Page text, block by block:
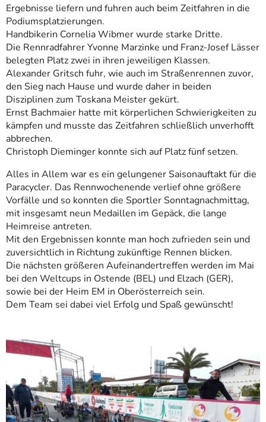
Ergebnisse liefern und fuhren auch beim Zeitfahren in die
Podiumsplatzierungen.
Handbikerin Cornelia Wibmer wurde starke Dritte.
Die Rennradfahrer Yvonne Marzinke und Franz-Josef Lässer
belegten Platz zwei in ihren jeweiligen Klassen.
Alexander Gritsch fuhr, wie auch im Straßenrennen zuvor,
den Sieg nach Hause und wurde daher in beiden
Disziplinen zum Toskana Meister gekürt.
Ernst Bachmaier hatte mit körperlichen Schwierigkeiten zu
kämpfen und musste das Zeitfahren schließlich unverhofft
abbrechen.
Christoph Dieminger konnte sich auf Platz fünf setzen.
Alles in Allem war es ein gelungener Saisonauftakt für die
Paracycler. Das Rennwochenende verlief ohne größere
Vorfälle und so konnten die Sportler Sonntagnachmittag,
mit insgesamt neun Medaillen im Gepäck, die lange
Heimreise antreten.
Mit den Ergebnissen konnte man hoch zufrieden sein und
zuversichtlich in Richtung zukünftige Rennen blicken.
Die nächsten größeren Aufeinandertreffen werden im Mai
bei den Weltcups in Ostende (BEL) und Elzach (GER),
sowie bei der Heim EM in Oberösterreich sein.
Dem Team sei dabei viel Erfolg und Spaß gewünscht!